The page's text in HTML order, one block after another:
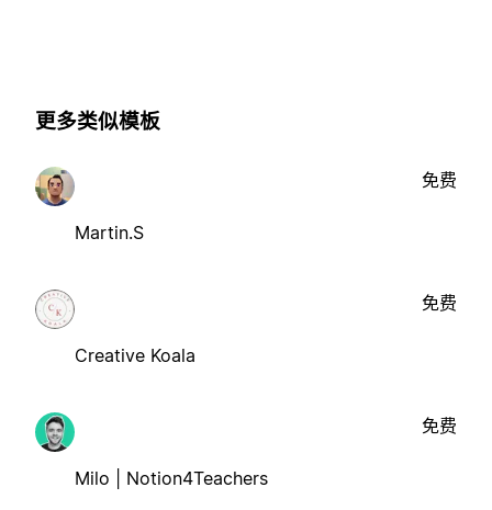
更多类似模板
Martin.S
免费
Creative Koala
免费
Milo | Notion4Teachers
免费